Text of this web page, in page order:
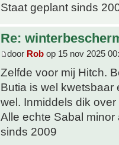
Staat geplant sinds
Re:
door Rob op 15 nov 2025
Zelfde voor mij Hitch.
Butia is wel kwetsbaar
wel. Inmiddels dik
Alle echte Sabal
sinds 2009